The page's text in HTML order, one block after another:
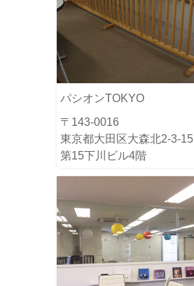
パシオンTOKYO
〒143-0016
東京都大田区大森北2-3-15
第15下川ビル4階